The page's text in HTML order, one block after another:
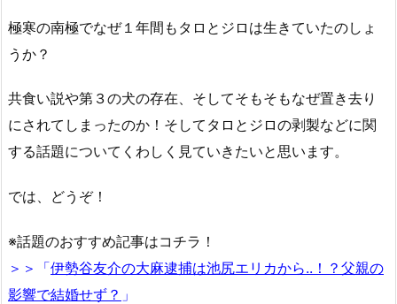
極寒の南極でなぜ１年間もタロとジロは生きていたのしょ
うか？
共食い説や第３の犬の存在、そしてそもそもなぜ置き去り
にされてしまったのか！そしてタロとジロの剥製などに関
する話題についてくわしく見ていきたいと思います。
では、どうぞ！
※話題のおすすめ記事はコチラ！
＞＞「伊勢谷友介の大麻逮捕は池尻エリカから..！？父親の
影響で結婚せず？ 」